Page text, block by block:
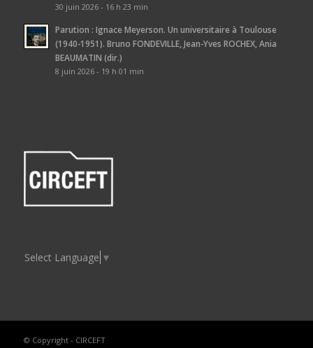
30 juin 2026 - 16 h 23 min
Parution : Ignace Meyerson. Un universitaire à Toulouse
(1940-1951). Bruno FONDEVILLE, Jean-Yves ROCHEX, Ania
BEAUMATIN (dir.)
8 juin 2026 - 19 h 01 min
Select Language ▼
© Copyright - CIRCEFT